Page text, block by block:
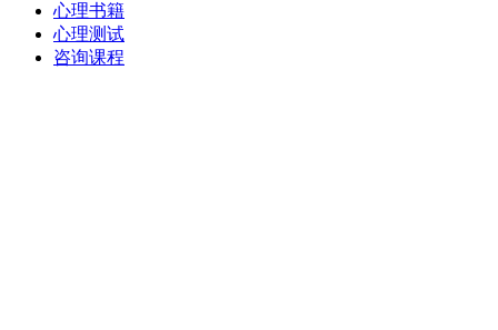
心理书籍
心理测试
咨询课程